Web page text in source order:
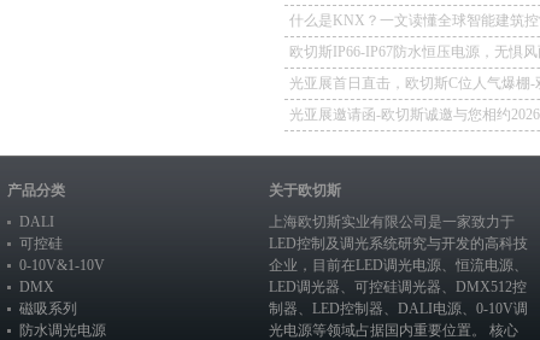
什么是KNX？一文读懂全球智能建筑
欧切斯IP66-IP67防水恒压电源，无惧
如一
光亚展首日直击，欧切斯C位人气爆棚-
冕，实力再出圈
光亚展邀请函-欧切斯诚邀与您相约
产品分类
DALI
可控硅
0-10V&1-10V
DMX
磁吸系列
防水调光电源
关于欧切斯
上海欧切斯实业有限公司是一家致力于
LED控制及调光系统研究与开发的高科技
企业，目前在LED调光电源、恒流电源、
LED调光器、 可控硅调光器、 DMX512控
制器、 LED控制器、 DALI电源、 0-10V调
光电源等领域占据国内重要位置。 核心